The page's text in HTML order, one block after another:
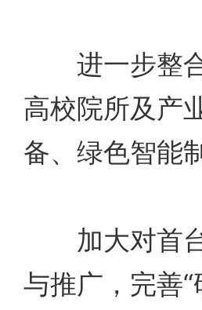
进一步整合
高校院所及产
备、绿色智能
加大对首台(
与推广，完善